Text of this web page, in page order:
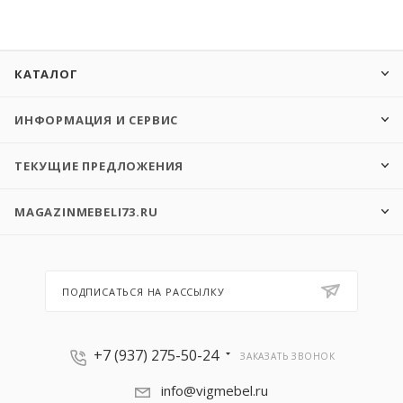
КАТАЛОГ
ИНФОРМАЦИЯ И СЕРВИС
ТЕКУЩИЕ ПРЕДЛОЖЕНИЯ
MAGAZINMEBELI73.RU
ПОДПИСАТЬСЯ НА РАССЫЛКУ
+7 (937) 275-50-24 ЗАКАЗАТЬ ЗВОНОК
info@vigmebel.ru